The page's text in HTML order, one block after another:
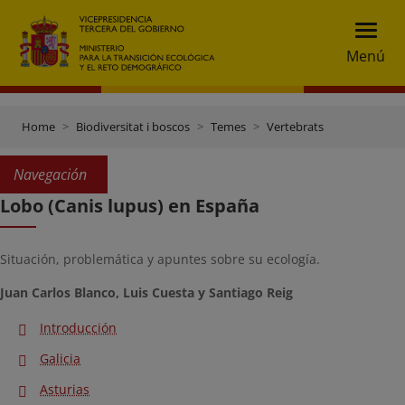
Menú
Home Biodiversitat i boscos Temes Vertebrats
Navegación
Lobo (Canis lupus) en España
Situación, problemática y apuntes sobre su ecología.
Juan Carlos Blanco, Luis Cuesta y Santiago Reig
Introducción
Galicia
Asturias